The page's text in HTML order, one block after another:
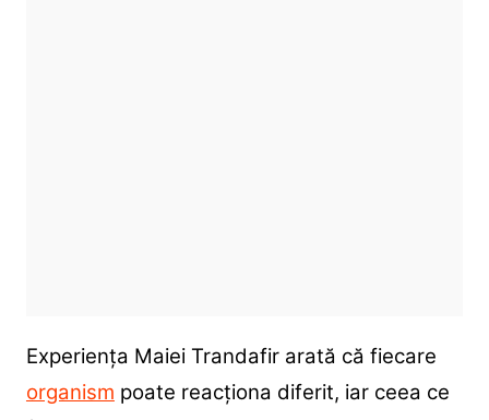
Experiența Maiei Trandafir arată că fiecare
organism poate reacționa diferit, iar ceea ce